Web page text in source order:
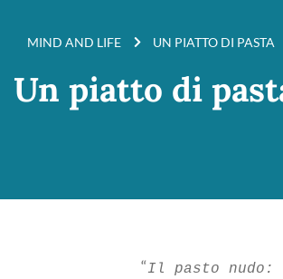
MIND AND LIFE UN PIATTO DI PASTA
Un piatto di
“Il pasto nudo: